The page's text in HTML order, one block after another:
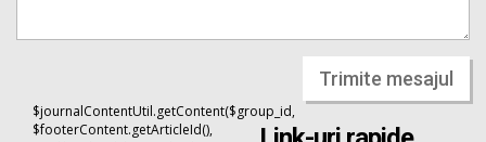
Trimite mesajul
$journalContentUtil.getContent($group_id,
$footerContent.getArticleId(),